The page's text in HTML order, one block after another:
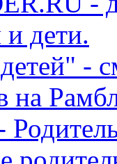
дети.
-
на